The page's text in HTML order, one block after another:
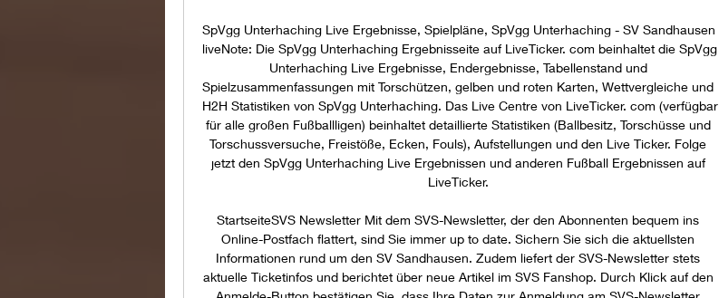
SpVgg Unterhaching Live Ergebnisse, Spielpläne, SpVgg Unterhaching - SV Sandhausen
liveNote: Die SpVgg Unterhaching Ergebnisseite auf LiveTicker. com beinhaltet die SpVgg
Unterhaching Live Ergebnisse, Endergebnisse, Tabellenstand und
Spielzusammenfassungen mit Torschützen, gelben und roten Karten, Wettvergleiche und
H2H Statistiken von SpVgg Unterhaching. Das Live Centre von LiveTicker. com (verfügbar
für alle großen Fußballligen) beinhaltet detaillierte Statistiken (Ballbesitz, Torschüsse und
Torschussversuche, Freistöße, Ecken, Fouls), Aufstellungen und den Live Ticker. Folge
jetzt den SpVgg Unterhaching Live Ergebnissen und anderen Fußball Ergebnissen auf
LiveTicker.
StartseiteSVS Newsletter Mit dem SVS-Newsletter, der den Abonnenten bequem ins
Online-Postfach flattert, sind Sie immer up to date. Sichern Sie sich die aktuellsten
Informationen rund um den SV Sandhausen. Zudem liefert der SVS-Newsletter stets
aktuelle Ticketinfos und berichtet über neue Artikel im SVS Fanshop. Durch Klick auf den